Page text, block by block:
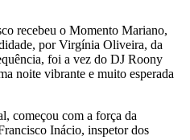
recebeu o Momento Mariano,
por Virgínia Oliveira, da
foi a vez do DJ Roony
noite vibrante e muito esperada
começou com a força da
Inácio, inspetor dos